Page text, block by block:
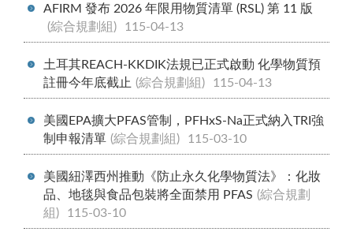
AFIRM 發布 2026 年限用物質清單 (RSL) 第 11 版
(綜合規劃組)
115-04-13
土耳其REACH-KKDIK法規已正式啟動 化學物質預
註冊今年底截止 (綜合規劃組) 115-04-13
美國EPA擴大PFAS管制，PFHxS-Na正式納入TRI強
制申報清單 (綜合規劃組) 115-03-10
美國紐澤西州推動《防止永久化學物質法》：化妝
品、地毯與食品包裝將全面禁用 PFAS (綜合規劃
組)
115-03-10